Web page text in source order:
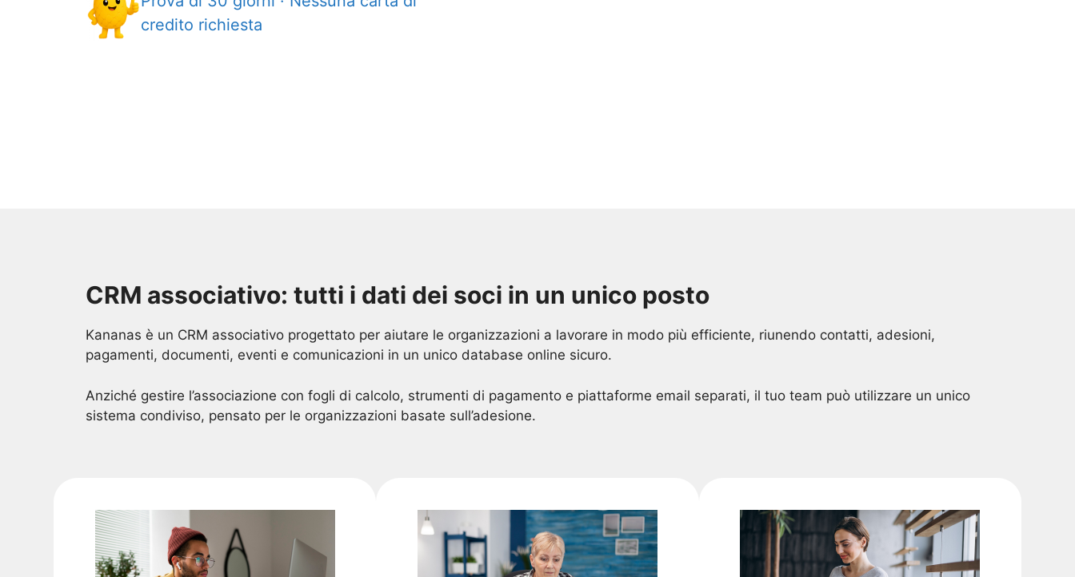
credito richiesta
CRM associativo: tutti i dati dei soci in un unico posto
Kananas è un CRM associativo progettato per aiutare le organizzazioni a lavorare in modo più efficiente, riunendo contatti, adesioni,
pagamenti, documenti, eventi e comunicazioni in un unico database online sicuro.
Anziché gestire l’associazione con fogli di calcolo, strumenti di pagamento e piattaforme email separati, il tuo team può utilizzare un unico
sistema condiviso, pensato per le organizzazioni basate sull’adesione.